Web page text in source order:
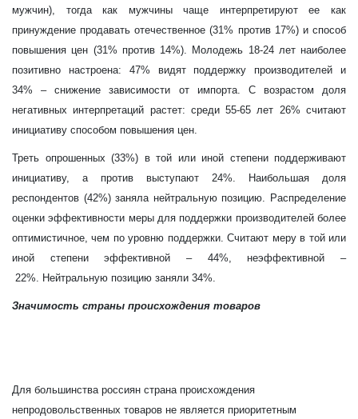
мужчин), тогда как мужчины чаще интерпретируют ее как
принуждение продавать отечественное (31% против 17%) и способ
повышения цен (31% против 14%). Молодежь 18-24 лет наиболее
позитивно настроена: 47% видят поддержку производителей и
34%–
снижение зависимости от импорта. С возрастом доля
негативных интерпретаций растет: среди 55-65 лет 26% считают
инициативу способом повышения цен.
Треть опрошенных (33%) в той или иной степени поддерживают
инициативу, а против выступают 24%. Наибольшая доля
респондентов (42%) заняла нейтральную позицию. Распределение
оценки эффективности меры для поддержки производителей более
оптимистичное, чем по уровню поддержки. Считают меру в той или
иной степени эффективной –44%, неэффективной–
22%. Нейтральную позицию заняли 34%.
Значимость страны происхождения товаров
Для большинства россиян страна происхождения
непродовольственных товаров не является приоритетным